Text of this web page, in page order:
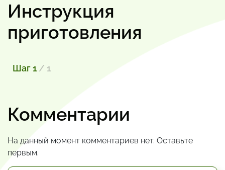
Инструкция
приготовления
Шаг 1 / 1
Комментарии
На данный момент комментариев нет. Оставьте
первым.